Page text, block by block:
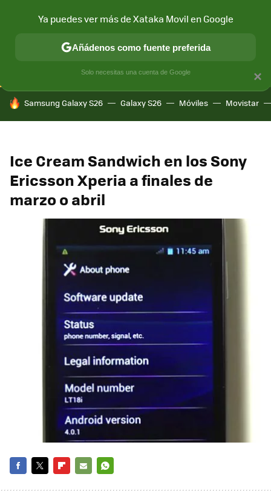
CONECTIVIDAD MÓVIL Y SOCIEDAD APLICACIONES
HOY SE HABLA DE
Samsung Galaxy S26 Galaxy S26 Móviles Movistar
Ice Cream Sandwich en los Sony
Ericsson Xperia a finales de
marzo o abril
×
Ya puedes ver más de Xataka Movil en Google
Añádenos como fuente preferida
Solo necesitas una cuenta de Google